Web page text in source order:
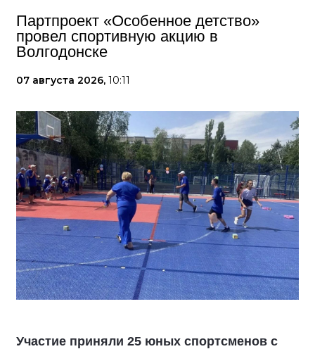
Партпроект «Особенное детство»
провел спортивную акцию в
Волгодонске
07 августа 2026, 10:11
Участие приняли 25 юных спортсменов с